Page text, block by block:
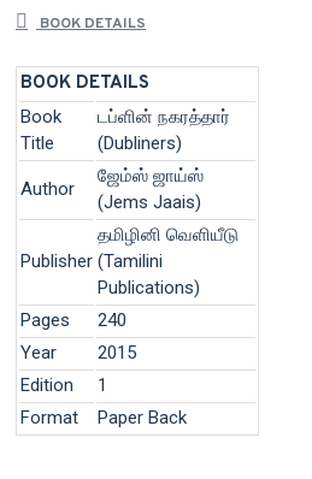
BOOK DETAILS
BOOK DETAILS
Book
Title
டப்ளின் நகரத்தார்
(Dubliners)
Author
ஜேம்ஸ் ஜாய்ஸ்
(Jems Jaais)
Publisher
தமிழினி வெளியீடு
(Tamilini
Publications)
Pages
240
Year
2015
Edition
1
Format
Paper Back